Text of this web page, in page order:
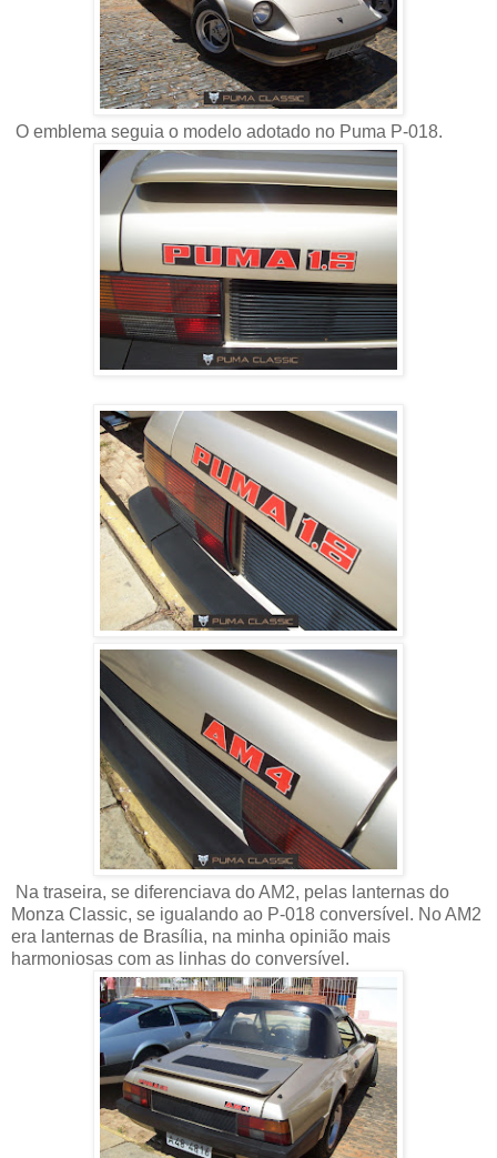
O emblema seguia o modelo adotado no Puma P-018.
Na traseira, se diferenciava do AM2, pelas lanternas do
Monza Classic, se igualando ao P-018 conversível. No AM2
era lanternas de Brasília, na minha opinião mais
harmoniosas com as linhas do conversível.